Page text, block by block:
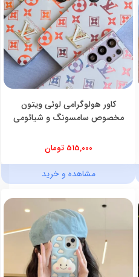
کاور هولوگرامی لوئی ویتون
مخصوص سامسونگ و شیائومی
515,000 تومان
مشاهده و خرید